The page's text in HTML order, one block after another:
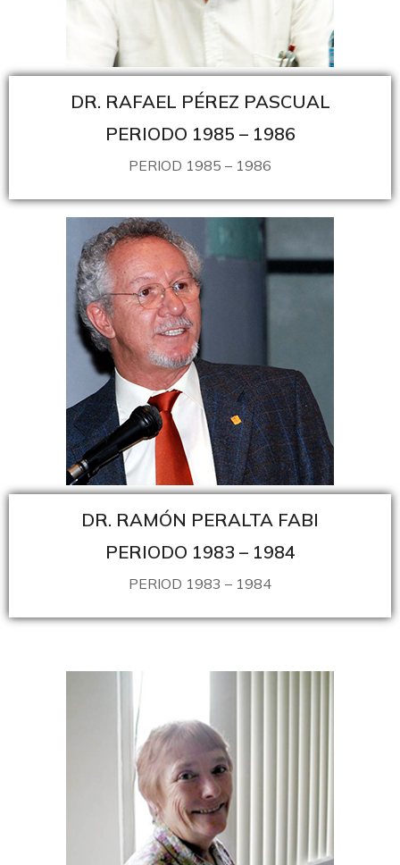
DR. RAFAEL PÉREZ PASCUAL
PERIODO 1985 – 1986
PERIOD 1985 – 1986
DR. RAMÓN PERALTA FABI
PERIODO 1983 – 1984
PERIOD 1983 – 1984